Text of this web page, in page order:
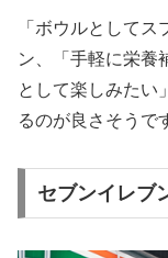
「ボウルとして
ン、「手軽に栄養
として楽しみたい
るのが良さそうで
セブンイレブ